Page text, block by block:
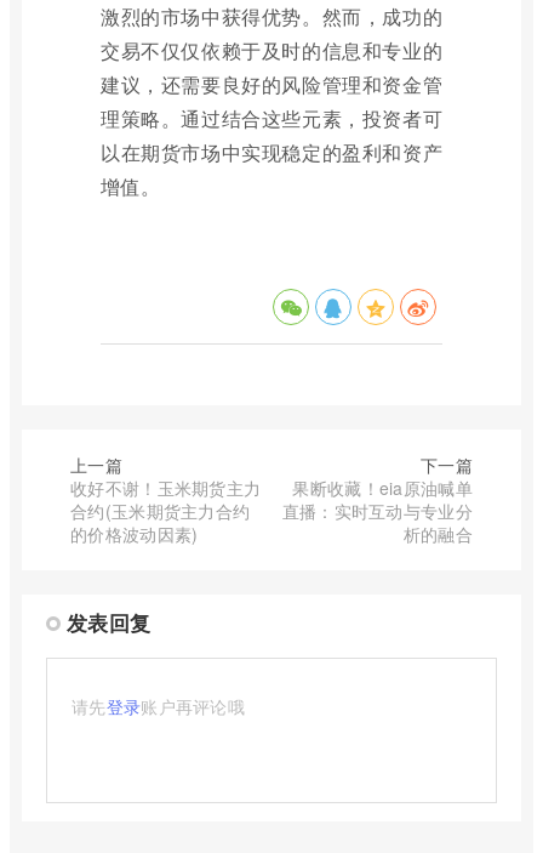
激烈的市场中获得优势。然而，成功的
交易不仅仅依赖于及时的信息和专业的
建议，还需要良好的风险管理和资金管
理策略。通过结合这些元素，投资者可
以在期货市场中实现稳定的盈利和资产
增值。
上一篇
收好不谢！玉米期货主力
合约(玉米期货主力合约
的价格波动因素)
下一篇
果断收藏！eia原油喊单
直播：实时互动与专业分
析的融合
发表回复
请先登录账户再评论哦